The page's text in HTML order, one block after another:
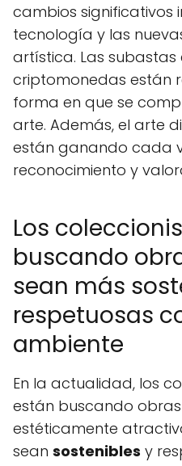
cambios significativos
tecnología y las
artística. Las subastas
criptomonedas están
forma en que se
arte. Además, el arte
están ganando cada
reconocimiento y
Los
buscando
sean más
respetuosas
ambiente
En la actualidad, los
están buscando
estéticamente
sean sostenibles y